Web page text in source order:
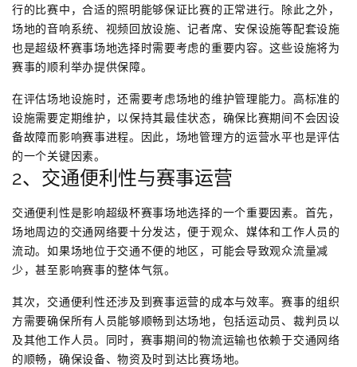
行的比赛中，合适的照明能够保证比赛的正常进行。除此之外，
场地的音响系统、视频回放设施、记者席、安保设施等配套设施
也是超级杯赛事场地选择时需要考虑的重要内容。这些设施将为
赛事的顺利举办提供保障。
在评估场地设施时，还需要考虑场地的维护管理能力。高标准的
设施需要定期维护，以保持其最佳状态，确保比赛期间不会因设
备故障而影响赛事进程。因此，场地管理方的运营水平也是评估
的一个关键因素。
2、交通便利性与赛事运营
交通便利性是影响超级杯赛事场地选择的一个重要因素。首先，
场地周边的交通网络要十分发达，便于观众、媒体和工作人员的
流动。如果场地位于交通不便的地区，可能会导致观众流量减
少，甚至影响赛事的整体气氛。
其次，交通便利性还涉及到赛事运营的成本与效率。赛事的组织
方需要确保所有人员能够顺畅到达场地，包括运动员、裁判员以
及其他工作人员。同时，赛事期间的物流运输也依赖于交通网络
的顺畅，确保设备、物资及时到达比赛场地。